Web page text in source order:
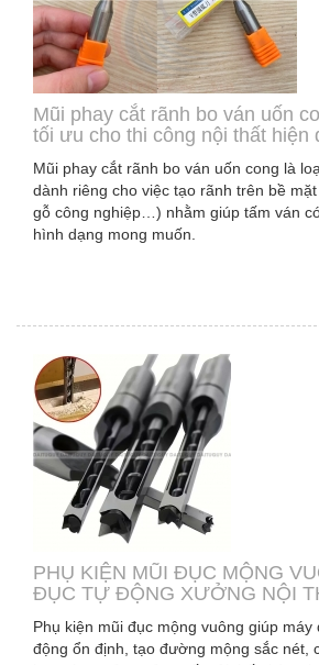
Mũi phay cắt rãnh bo ván uốn
tối ưu cho thi công nội thất hiện
Mũi phay cắt rãnh bo ván uốn cong là
dành riêng cho việc tạo rãnh trên bề mặt
gỗ công nghiệp…) nhằm giúp tấm ván
hình dạng mong muốn.
PHỤ KIỆN MŨI ĐỤC MỘNG
ĐỤC TỰ ĐỘNG XƯỞNG NỘI
Phụ kiện mũi đục mộng vuông giúp
động ổn định, tạo đường mộng sắc nét,